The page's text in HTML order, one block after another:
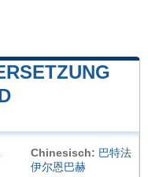
Chinesisch: 巴特法
伊尔恩巴赫